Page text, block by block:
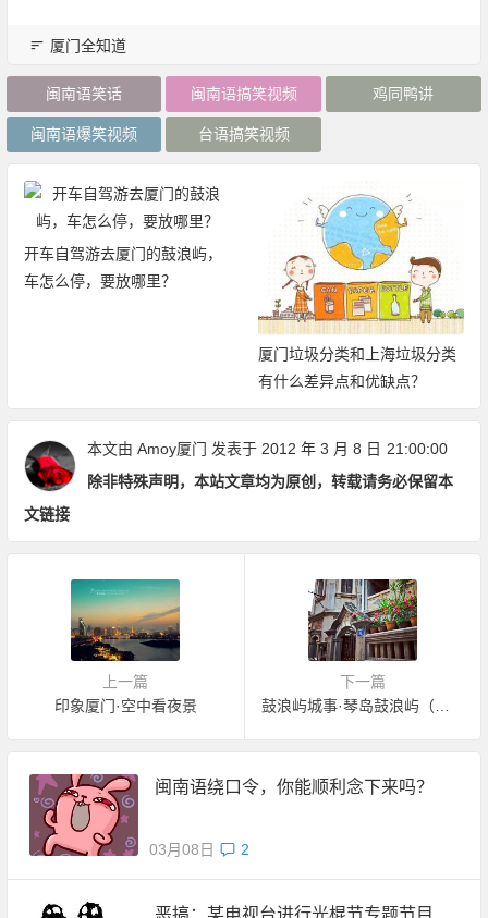
厦门全知道
闽南语笑话 闽南语搞笑视频 鸡同鸭讲
闽南语爆笑视频 台语搞笑视频
开车自驾游去厦门的鼓浪屿，
车怎么停，要放哪里？
厦门垃圾分类和上海垃圾分类
有什么差异点和优缺点？
本文由 Amoy厦门 发表于 2012 年 3 月 8 日 21:00:00
除非特殊声明，本站文章均为原创，转载请务必保留本
文链接
上一篇
印象厦门·空中看夜景
下一篇
鼓浪屿城事·琴岛鼓浪屿（多图）
闽南语绕口令，你能顺利念下来吗？
03月08日 2